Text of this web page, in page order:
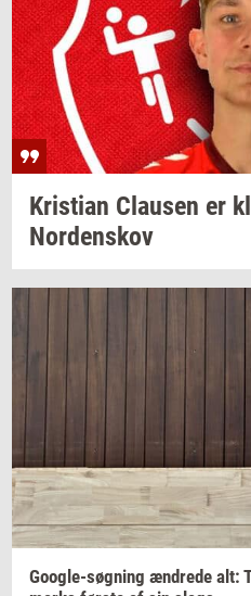
Kri­sti­an Clau­sen er
Nor­denskov
Google-​søgning æn­dre­de alt: